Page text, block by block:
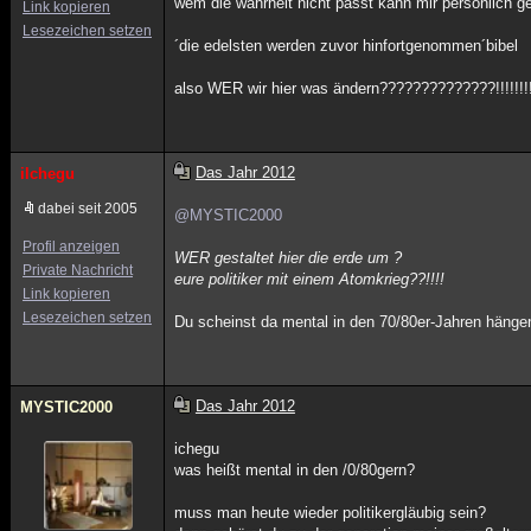
Link kopieren
Lesezeichen setzen
´die edelsten werden zuvor hinfortgenommen´bibel
also WER wir hier was
ilchegu
dabei seit 2005
Profil anzeigen
Private Nachricht
Link kopieren
Lesezeichen setzen
Das Jahr 2012
@MYSTIC2000
WER gestaltet hier die erde um ?
eure politiker mit einem Atomkrieg??!!!!
Du scheinst da mental in den 70/80er-Jahren
MYSTIC2000 Das Jahr 2012
ichegu
was heißt mental in den /0/80gern?
muss man heute wieder politikergläubig sein?